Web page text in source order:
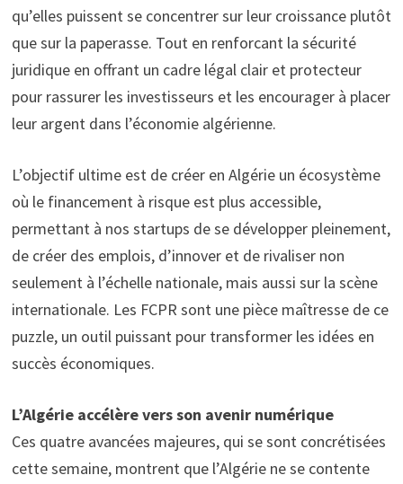
qu’elles puissent se concentrer sur leur croissance plutôt
que sur la paperasse. Tout en renforcant la sécurité
juridique en offrant un cadre légal clair et protecteur
pour rassurer les investisseurs et les encourager à placer
leur argent dans l’économie algérienne.
L’objectif ultime est de créer en Algérie un écosystème
où le financement à risque est plus accessible,
permettant à nos startups de se développer pleinement,
de créer des emplois, d’innover et de rivaliser non
seulement à l’échelle nationale, mais aussi sur la scène
internationale. Les FCPR sont une pièce maîtresse de ce
puzzle, un outil puissant pour transformer les idées en
succès économiques.
L’Algérie accélère vers son avenir numérique
Ces quatre avancées majeures, qui se sont concrétisées
cette semaine, montrent que l’Algérie ne se contente